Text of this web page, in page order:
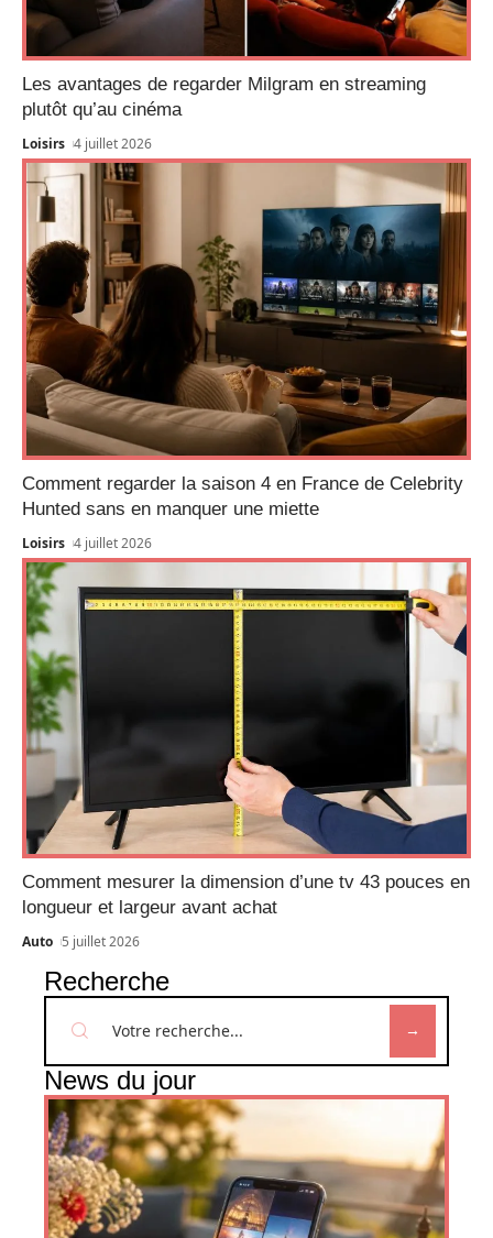
Les avantages de regarder Milgram en streaming
plutôt qu’au cinéma
Loisirs 4 juillet 2026
Comment regarder la saison 4 en France de Celebrity
Hunted sans en manquer une miette
Loisirs 4 juillet 2026
Comment mesurer la dimension d’une tv 43 pouces en
longueur et largeur avant achat
Auto 5 juillet 2026
Recherche
News du jour